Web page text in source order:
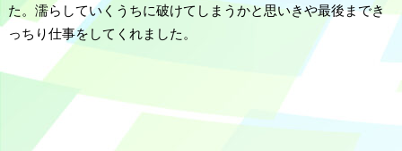
た。濡らしていくうちに破けてしまうかと思いきや最後までき
っちり仕事をしてくれました。